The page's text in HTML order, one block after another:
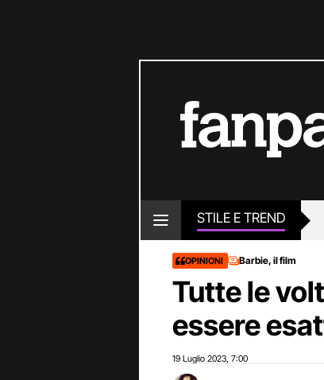
STILE E TREND
OPINIONI Barbie, il film
Tutte le
essere
19 Luglio 2023 7:00